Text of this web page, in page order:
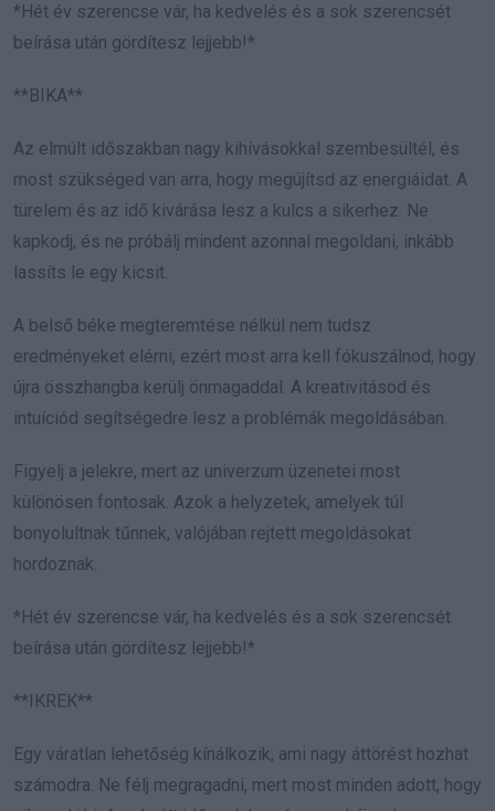
*Hét év szerencse vár, ha kedvelés és a sok szerencsét
beírása után gördítesz lejjebb!*
**BIKA**
Az elmúlt időszakban nagy kihívásokkal szembesültél, és
most szükséged van arra, hogy megújítsd az energiáidat. A
türelem és az idő kivárása lesz a kulcs a sikerhez. Ne
kapkodj, és ne próbálj mindent azonnal megoldani, inkább
lassíts le egy kicsit.
A belső béke megteremtése nélkül nem tudsz
eredményeket elérni, ezért most arra kell fókuszálnod, hogy
újra összhangba kerülj önmagaddal. A kreativitásod és
intuíciód segítségedre lesz a problémák megoldásában.
Figyelj a jelekre, mert az univerzum üzenetei most
különösen fontosak. Azok a helyzetek, amelyek túl
bonyolultnak tűnnek, valójában rejtett megoldásokat
hordoznak.
*Hét év szerencse vár, ha kedvelés és a sok szerencsét
beírása után gördítesz lejjebb!*
**IKREK**
Egy váratlan lehetőség kínálkozik, ami nagy áttörést hozhat
számodra. Ne félj megragadni, mert most minden adott, hogy